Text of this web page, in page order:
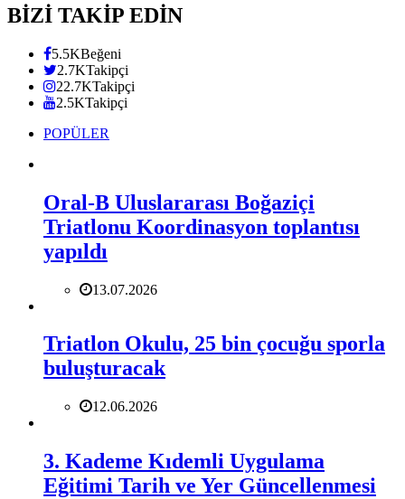
BİZİ TAKİP EDİN
5.5KBeğeni
2.7KTakipçi
22.7KTakipçi
2.5KTakipçi
POPÜLER
Oral-B Uluslararası Boğaziçi
Triatlonu Koordinasyon toplantısı
yapıldı
13.07.2026
Triatlon Okulu, 25 bin çocuğu sporla
buluşturacak
12.06.2026
3. Kademe Kıdemli Uygulama
Eğitimi Tarih ve Yer Güncellenmesi